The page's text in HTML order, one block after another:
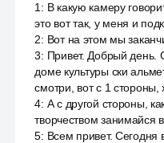
1 : В какую камеру
это вот так, у меня и
2: Вот на этом мы
3: Привет. Добрый день.
доме культуры ски
смотри, вот с 1
4: А с другой стороны,
творчеством занимайся
5: Всем привет. Сегодня